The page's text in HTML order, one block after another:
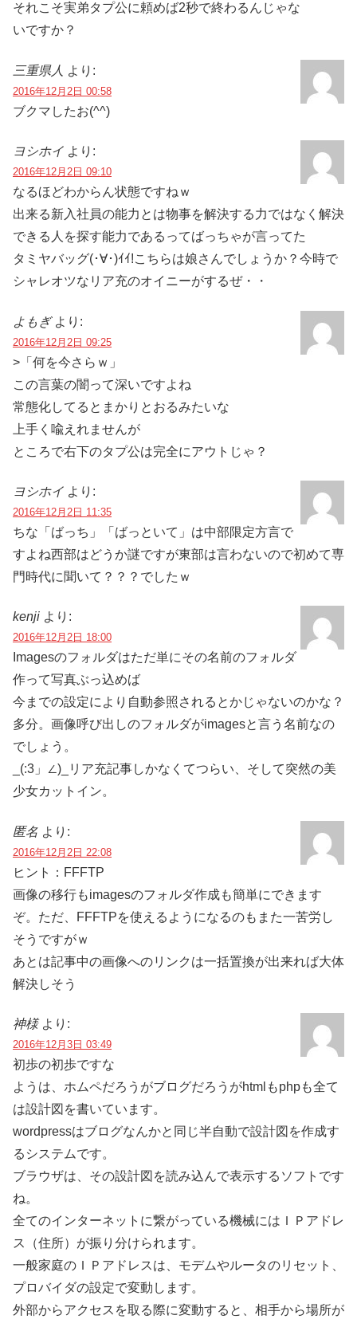
それこそ実弟タプ公に頼めば2秒で終わるんじゃな
いですか？
三重県人 より:
2016年12月2日 00:58
ブクマしたお(^^)
ヨシホイ より:
2016年12月2日 09:10
なるほどわからん状態ですねｗ
出来る新入社員の能力とは物事を解決する力ではなく解決
できる人を探す能力であるってばっちゃが言ってた
タミヤバッグ(･∀･)ｲｲ!こちらは娘さんでしょうか？今時で
シャレオツなリア充のオイニーがするぜ・・
よもぎ より:
2016年12月2日 09:25
>「何を今さらｗ」
この言葉の闇って深いですよね
常態化してるとまかりとおるみたいな
上手く喩えれませんが
ところで右下のタプ公は完全にアウトじゃ？
ヨシホイ より:
2016年12月2日 11:35
ちな「ばっち」「ばっといて」は中部限定方言で
すよね西部はどうか謎ですが東部は言わないので初めて専
門時代に聞いて？？？でしたｗ
kenji より:
2016年12月2日 18:00
Imagesのフォルダはただ単にその名前のフォルダ
作って写真ぶっ込めば
今までの設定により自動参照されるとかじゃないのかな？
多分。画像呼び出しのフォルダがimagesと言う名前なの
でしょう。
_(:3」∠)_リア充記事しかなくてつらい、そして突然の美
少女カットイン。
匿名 より:
2016年12月2日 22:08
ヒント：FFFTP
画像の移行もimagesのフォルダ作成も簡単にできます
ぞ。ただ、FFFTPを使えるようになるのもまた一苦労し
そうですがｗ
あとは記事中の画像へのリンクは一括置換が出来れば大体
解決しそう
神様 より:
2016年12月3日 03:49
初歩の初歩ですな
ようは、ホムペだろうがブログだろうがhtmlもphpも全て
は設計図を書いています。
wordpressはブログなんかと同じ半自動で設計図を作成す
るシステムです。
ブラウザは、その設計図を読み込んで表示するソフトです
ね。
全てのインターネットに繋がっている機械にはＩＰアドレ
ス（住所）が振り分けられます。
一般家庭のＩＰアドレスは、モデムやルータのリセット、
プロバイダの設定で変動します。
外部からアクセスを取る際に変動すると、相手から場所が